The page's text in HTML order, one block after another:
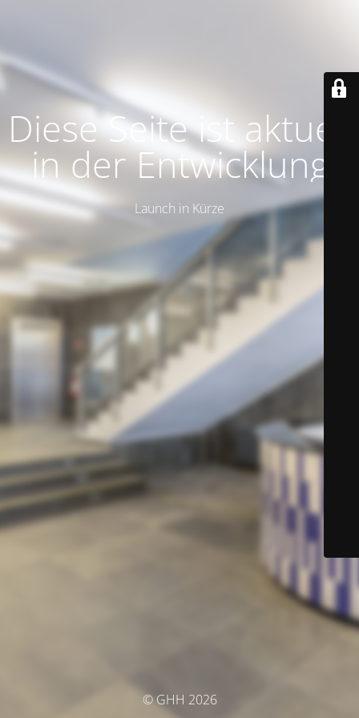
Diese Seite ist aktuell
in der Entwicklung
Launch in Kürze
© GHH 2026